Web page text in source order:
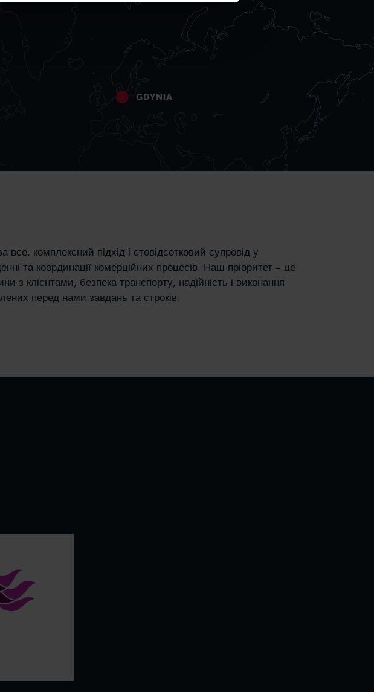
все, комплексний підхід і стовідсотковий супровід у
та координації комерційних процесів. Наш пріоритет – це
з клієнтами, безпека транспорту, надійність і виконання
перед нами завдань та строків.